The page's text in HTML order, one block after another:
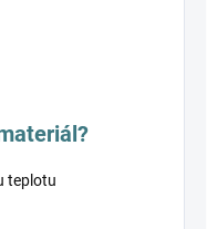
teplotu